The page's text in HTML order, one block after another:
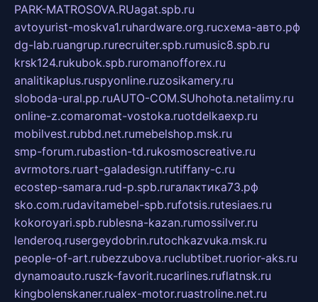
PARK-MATROSOVA.RUagat.spb.ru
avtoyurist-moskva1.ruhardware.org.ruсхема-авто.рф
dg-lab.ruangrup.rurecruiter.spb.rumusic8.spb.ru
krsk124.rukubok.spb.ruromanofforex.ru
analitikaplus.ruspyonline.ruzosikamery.ru
sloboda-ural.pp.ruAUTO-COM.SUhohota.netalimy.ru
online-z.comaromat-vostoka.ruotdelkaexp.ru
mobilvest.rubbd.net.rumebelshop.msk.ru
smp-forum.rubastion-td.rukosmoscreative.ru
avrmotors.ruart-galadesign.rutiffany-c.ru
ecostep-samara.rud-p.spb.ruгалактика73.рф
sko.com.rudavitamebel-spb.rufotsis.rutesiaes.ru
kokoroyari.spb.rublesna-kazan.rumossilver.ru
lenderoq.rusergeydobrin.rutochkazvuka.msk.ru
people-of-art.rubezzubova.ruclubtibet.ruorior-aks.ru
dynamoauto.ruszk-favorit.rucarlines.ruflatnsk.ru
kingbolenskaner.rualex-motor.ruastroline.net.ru